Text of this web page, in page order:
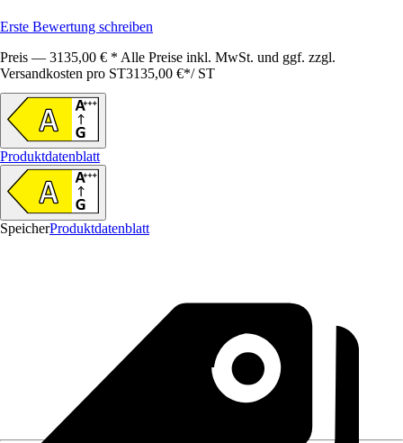
Erste Bewertung schreiben
Preis — 3135,00 € * Alle Preise inkl. MwSt. und ggf. zzgl.
Versandkosten pro ST3135,00 €*/ ST
Produktdatenblatt
SpeicherProduktdatenblatt